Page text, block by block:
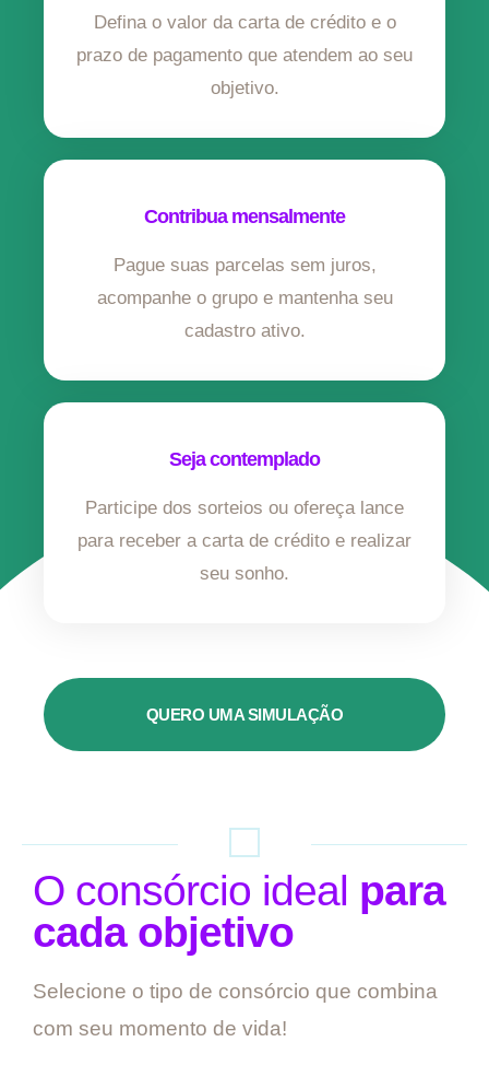
Defina o valor da carta de crédito e o
prazo de pagamento que atendem ao seu
objetivo.
Contribua mensalmente
Pague suas parcelas sem juros,
acompanhe o grupo e mantenha seu
cadastro ativo.
Seja contemplado
Participe dos sorteios ou ofereça lance
para receber a carta de crédito e realizar
seu sonho.
QUERO UMA SIMULAÇÃO
O consórcio ideal para
cada objetivo
Selecione o tipo de consórcio que combina
com seu momento de vida!